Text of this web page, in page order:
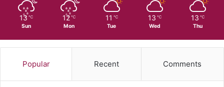
13 ℃
Sun
12 ℃
Mon
11 ℃
Tue
13 ℃
Wed
13 ℃
Thu
Popular Recent Comments